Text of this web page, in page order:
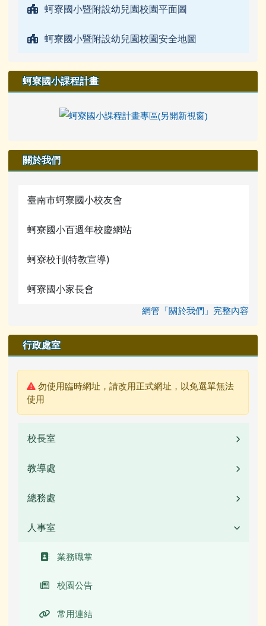
蚵寮國小暨附設幼兒園校園平面圖
蚵寮國小暨附設幼兒園校園安全地圖
蚵寮國小課程計畫
關於我們
臺南市蚵寮國小校友會
蚵寮國小百週年校慶網站
蚵寮校刊(特教宣導)
蚵寮國小家長會
網管「關於我們」完整內容
行政處室
警告:
勿使用臨時網址，請改用正式網址，以免選單無法
使用
校長室
教導處
常用連結
活動相簿
榮譽榜
總務處
校園公告
常用連結
活動相簿
人事室
業務職掌
校園公告
常用連結